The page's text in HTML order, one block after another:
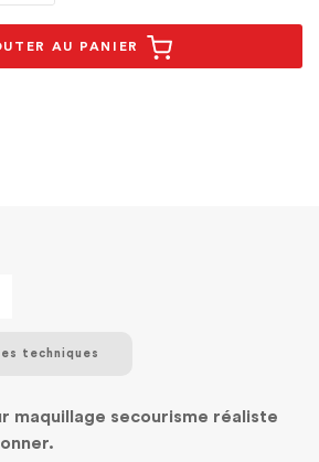
AU PANIER
techniques
maquillage secourisme réaliste